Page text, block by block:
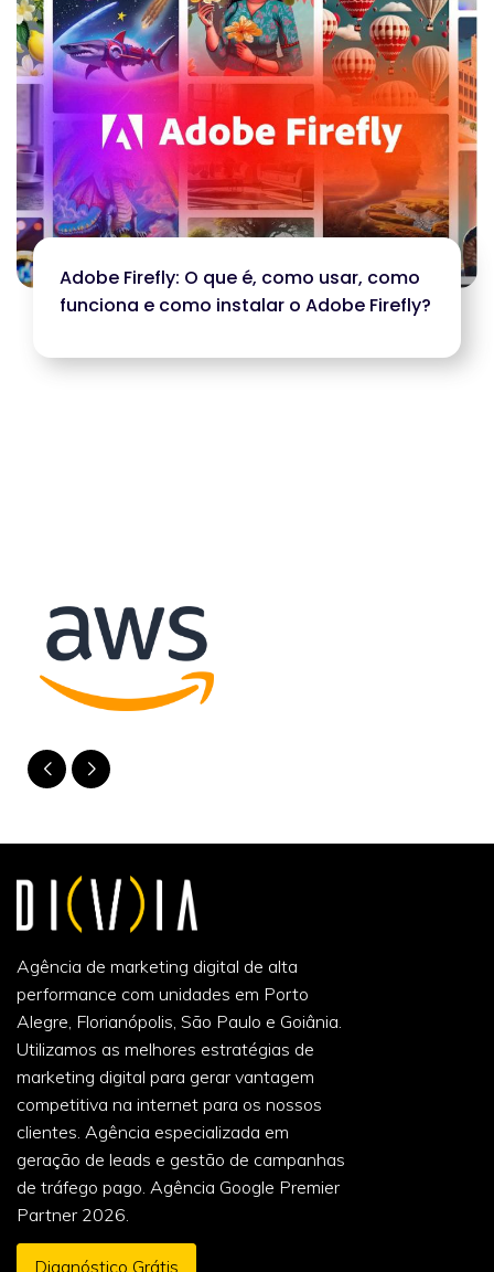
Adobe Firefly: O que é, como usar, como
funciona e como instalar o Adobe Firefly?
Agência de marketing digital de alta
performance com unidades em Porto
Alegre, Florianópolis, São Paulo e Goiânia.
Utilizamos as melhores estratégias de
marketing digital para gerar vantagem
competitiva na internet para os nossos
clientes. Agência especializada em
geração de leads e gestão de campanhas
de tráfego pago. Agência Google Premier
Partner 2026.
Diagnóstico Grátis